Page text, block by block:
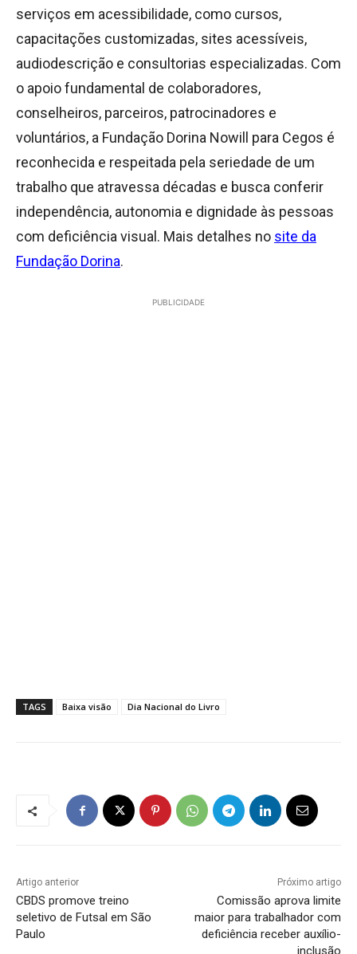
serviços em acessibilidade, como cursos,
capacitações customizadas, sites acessíveis,
audiodescrição e consultorias especializadas. Com
o apoio fundamental de colaboradores,
conselheiros, parceiros, patrocinadores e
voluntários, a Fundação Dorina Nowill para Cegos é
reconhecida e respeitada pela seriedade de um
trabalho que atravessa décadas e busca conferir
independência, autonomia e dignidade às pessoas
com deficiência visual. Mais detalhes no site da
Fundação Dorina.
PUBLICIDADE
TAGS Baixa visão Dia Nacional do Livro
Artigo anterior
CBDS promove treino
seletivo de Futsal em São
Paulo
Próximo artigo
Comissão aprova limite
maior para trabalhador com
deficiência receber auxílio-
inclusão